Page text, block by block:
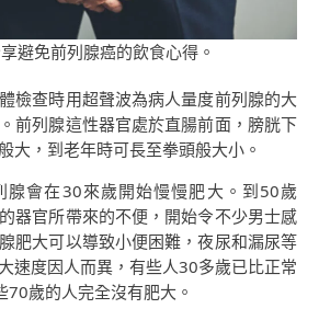
避免前列腺癌的飲食心得。
檢查時用超聲波為病人量度前列腺的大
。前列腺這性器官處於直腸前面，膀胱下
大，到老年時可長至拳頭般大小。
腺會在30來歲開始慢慢肥大。到50歲
器官所帶來的不便，開始令不少男士感
肥大可以導致小便困難，夜尿和漏尿等
速度因人而異，有些人30多歲已比正常
70歲的人完全沒有肥大。